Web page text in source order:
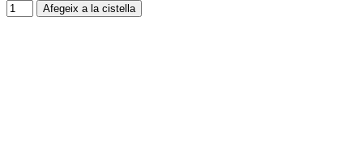
Afegeix a la cistella